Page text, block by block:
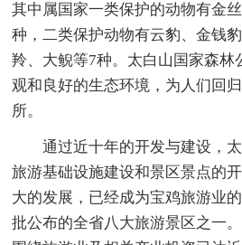
其中属国家一类保护的动物有金
种，二类保护动物有云豹、金钱
羚、大鲵等7种。太白山国家森林
观和良好的生态环境，为人们回
所。
通过近十年的开发与建设，
旅游基础设施建设和景区景点的
大的发展，已经成为宝鸡旅游业
批公布的全省八大旅游景区之一